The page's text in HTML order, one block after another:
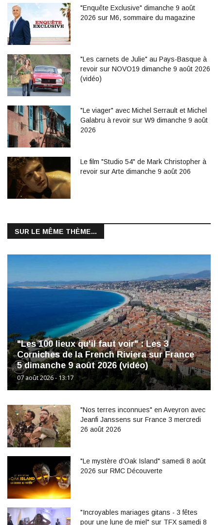
"Enquête Exclusive" dimanche 9 août
2026 sur M6, sommaire du magazine
"Les carnets de Julie" au Pays-Basque à
revoir sur NOVO19 dimanche 9 août 2026
(vidéo)
"Le viager" avec Michel Serrault et Michel
Galabru à revoir sur W9 dimanche 9 août
2026
Le film "Studio 54" de Mark Christopher à
revoir sur Arte dimanche 9 août 206
SUR LE MÊME THÈME...
"Les 100 lieux qu'il faut voir" : Les 3
Corniches de la French Riviera sur France
5 dimanche 9 août 2026 (vidéo)
07 août 2026 - 13:17
"Nos terres inconnues" en Aveyron avec
Jeanfi Janssens sur France 3 mercredi
26 août 2026
"Le mystère d'Oak Island" samedi 8 août
2026 sur RMC Découverte
"Incroyables mariages gitans - 3 fêtes
pour une lune de miel" sur TFX samedi 8